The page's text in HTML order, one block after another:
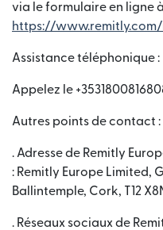
via le formulaire en ligne
https://
Assistance téléphonique :
Appelez le
Autres points de contact :
. Adresse de Remitly
: Remitly Europe Limited,
Ballintemple, Cork, T12
. Réseaux sociaux de